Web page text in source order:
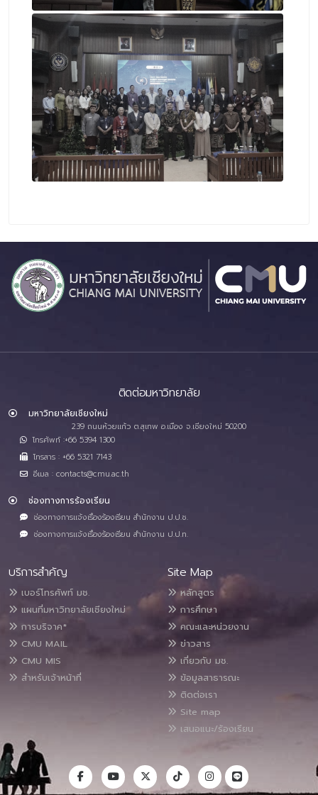
ติดต่อมหาวิทยาลัย
มหาวิทยาลัยเชียงใหม่
239 ถนนห้วยแก้ว ต.สุเทพ อ.เมือง จ.เชียงใหม่ 50200
โทรศัพท์ :+66 5394 1300
โทรสาร : +66 5321 7143
อีเมล : contacts@cmu.ac.th
ช่องทางการร้องเรียน
ช่องทางการแจ้งเรื่องร้องเรียน สำนักงาน ป.ป.ช.
ช่องทางการแจ้งเรื่องร้องเรียน สำนักงาน ป.ป.ท.
บริการสำคัญ
เบอร์โทรศัพท์ มช.
แผนที่มหาวิทยาลัยเชียงใหม่
การบริจาค*
CMU MAIL
CMU MIS
สำหรับเจ้าหน้าที่
Site Map
หลักสูตร
การศึกษา
คณะและหน่วยงาน
ข่าวสาร
เกี่ยวกับ มช.
ข้อมูลสาธารณะ
ติดต่อเรา
Site map
เสนอแนะ/ร้องเรียน